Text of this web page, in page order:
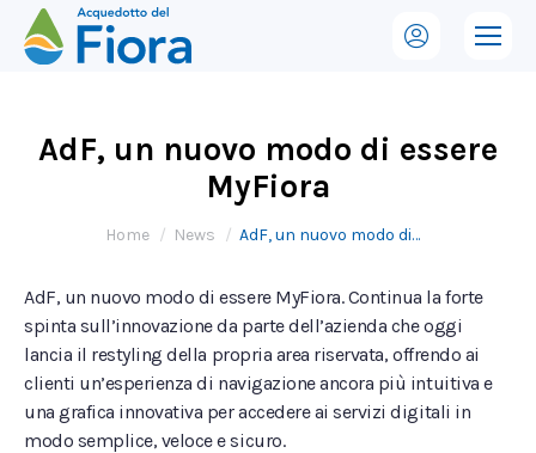
AdF, un nuovo modo di essere
MyFiora
Tu sei qui:
Home News AdF, un nuovo modo di…
AdF, un nuovo modo di essere MyFiora. Continua la forte
spinta sull’innovazione da parte dell’azienda che oggi
lancia il restyling della propria area riservata, offrendo ai
clienti un’esperienza di navigazione ancora più intuitiva e
una grafica innovativa per accedere ai servizi digitali in
modo semplice, veloce e sicuro.